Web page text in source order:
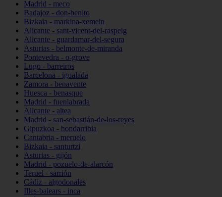
Madrid - meco
Badajoz - don-benito
Bizkaia - markina-xemein
Alicante - sant-vicent-del-raspeig
Alicante - guardamar-del-segura
Asturias - belmonte-de-miranda
Pontevedra - o-grove
Lugo - barreiros
Barcelona - igualada
Zamora - benavente
Huesca - benasque
Madrid - fuenlabrada
Alicante - altea
Madrid - san-sebastián-de-los-reyes
Gipuzkoa - hondarribia
Cantabria - meruelo
Bizkaia - santurtzi
Asturias - gijón
Madrid - pozuelo-de-alarcón
Teruel - sarrión
Cádiz - algodonales
Illes-balears - inca